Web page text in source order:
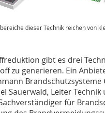
dieser Technik reichen von
gibt es drei
zu generieren. Ein
Brandschutzsysteme
Sauerwald, Leiter Technik
für